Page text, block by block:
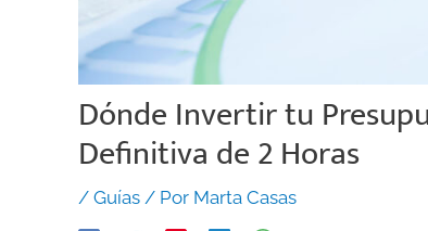
Dónde Invertir tu
Definitiva de 2 Horas
/ Guías / Por Marta Casas